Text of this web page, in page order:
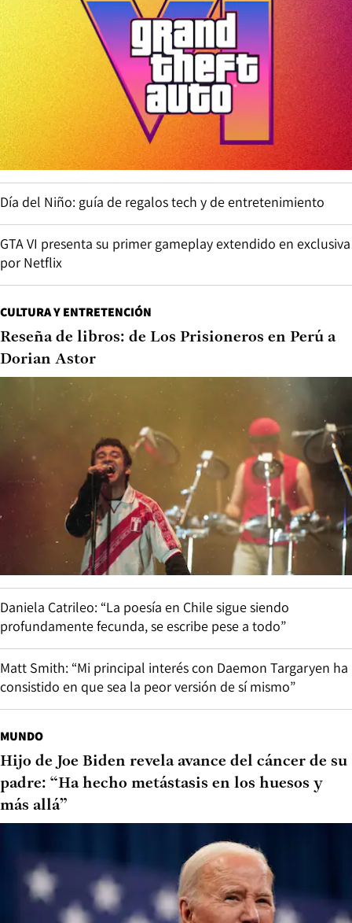
Día del Niño: guía de regalos tech y de entretenimiento
GTA VI presenta su primer gameplay extendido en exclusiva
por Netflix
CULTURA Y ENTRETENCIÓN
Reseña de libros: de Los Prisioneros en Perú a
Dorian Astor
Daniela Catrileo: “La poesía en Chile sigue siendo
profundamente fecunda, se escribe pese a todo”
Matt Smith: “Mi principal interés con Daemon Targaryen ha
consistido en que sea la peor versión de sí mismo”
MUNDO
Hijo de Joe Biden revela avance del cáncer de su
padre: “Ha hecho metástasis en los huesos y
más allá”